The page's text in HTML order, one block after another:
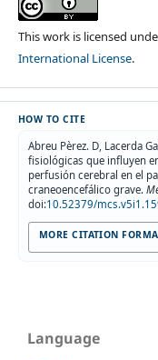
This work is licensed
International License.
HOW TO CITE
Abreu Pèrez. D, Lacerda
fisiológicas que influyen
perfusión cerebral en el
craneoencefálico grave.
doi:10.52379/
MORE CITATION
Language